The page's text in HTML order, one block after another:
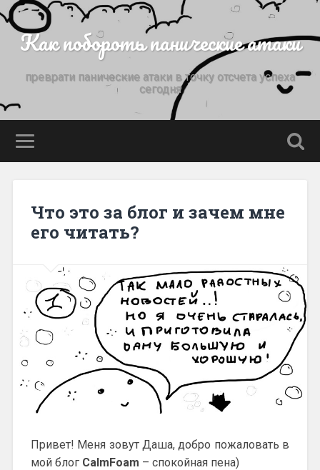
Как побороть панические атаки
преврати панические атаки в точку отсчета успеха
сегодня
Что это за блог и зачем мне
его читать?
Привет! Меня зовут Даша, добро пожаловать в
мой блог CalmFoam – спокойная пена)